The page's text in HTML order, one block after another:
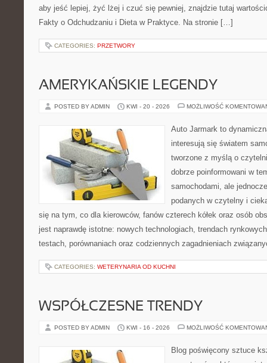
aby jeść lepiej, żyć lżej i czuć się pewniej, znajdzie tutaj
Fakty o Odchudzaniu i Dieta w Praktyce. Na stronie […]
CATEGORIES: PRZETWORY
AMERYKAŃSKIE LEGENDY
POSTED BY ADMIN KWI - 20 - 2026 MOŻLIWOŚĆ
Auto Jarmark to
interesują się światem
tworzone z myślą o
dobrze poinformowani w
samochodami, ale
podanych w czytelny i
się na tym, co dla kierowców, fanów czterech kółek oraz osób
jest naprawdę istotne: nowych technologiach, trendach
testach, porównaniach oraz codziennych zagadnieniach
CATEGORIES: WETERYNARIA OD KUCHNI
WSPÓŁCZESNE TRENDY
POSTED BY ADMIN KWI - 16 - 2026 MOŻLIWOŚĆ
Blog poświęcony sztuce